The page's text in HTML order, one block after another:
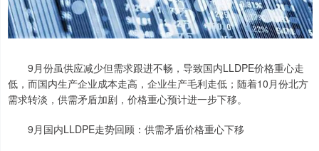
9月份虽供应减少但需求跟进不畅，导致国内LLDPE价格重心走
低，而国内生产企业成本走高，企业生产毛利走低；随着10月份北方
需求转淡，供需矛盾加剧，价格重心预计进一步下移。
9月国内LLDPE走势回顾：供需矛盾价格重心下移